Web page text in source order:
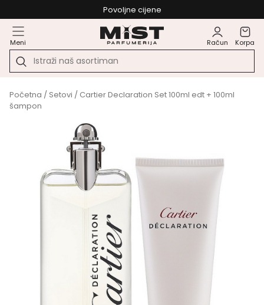
Povoljne cijene
Meni Račun Korpa
Početna / Setovi / Cartier Declaration Set 100ml edt + 100ml
šampon